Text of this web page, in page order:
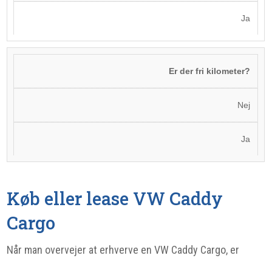
Ja
Er der fri kilometer?
Nej
Ja
Køb eller lease VW Caddy
Cargo
Når man overvejer at erhverve en VW Caddy Cargo, er